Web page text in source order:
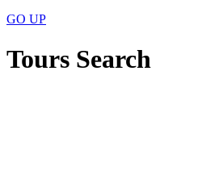
GO UP
Tours Search